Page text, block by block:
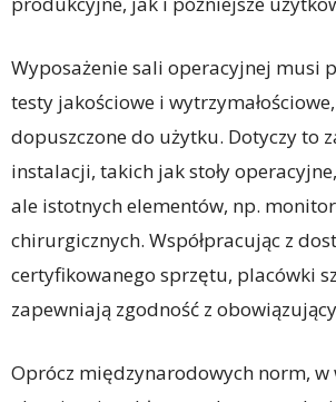
Wyposażenie sali operacyjnej musi
testy jakościowe i
dopuszczone do użytku. Dotyczy to
instalacji, takich jak stoły
ale istotnych elementów, np.
chirurgicznych. Współpracując z
certyfikowanego sprzętu, placówki
zapewniają zgodność z
Oprócz międzynarodowych norm,